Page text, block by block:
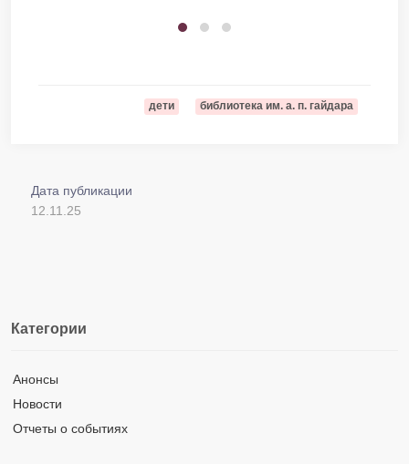
дети библиотека им. а. п. гайдара
Дата публикации
12.11.25
Категории
Анонсы
Новости
Отчеты о событиях